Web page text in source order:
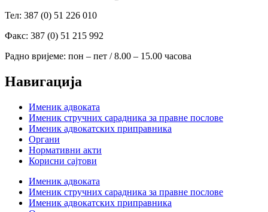
Тел: 387 (0) 51 226 010
Факс: 387 (0) 51 215 992
Радно вријеме: пон – пет / 8.00 – 15.00 часова
Навигација
Именик адвоката
Именик стручних сарадника за правне послове
Именик адвокатских приправника
Органи
Нормативни акти
Корисни сајтови
Именик адвоката
Именик стручних сарадника за правне послове
Именик адвокатских приправника